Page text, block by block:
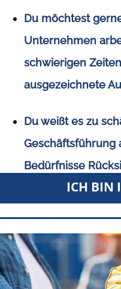
Du möchtest
Unternehmen
schwierigen
ausgezeichnete
Du weißt es zu
Geschäftsführung
Bedürfnisse
ICH BIN